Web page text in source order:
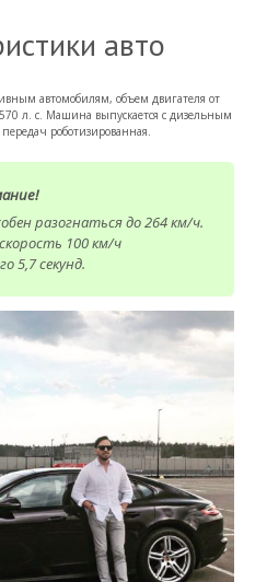
авто
автомобилям, объем двигателя от
л. с. Машина выпускается с дизельным
роботизированная.
разогнаться до 264 км/ч.
100 км/ч
5,7 секунд.